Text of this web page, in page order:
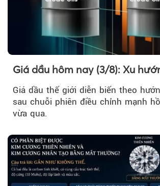
Giá dầu hôm nay (3/8): Xu
Giá dầu thế giới diễn biến theo
sau chuỗi phiên điều chỉnh mạnh
vừa qua.